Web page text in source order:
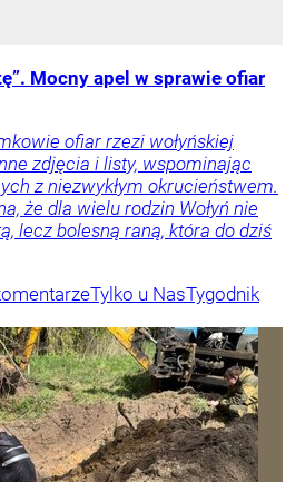
Mocny apel w sprawie ofiar
ofiar rzezi wołyńskiej
zdjęcia i listy, wspominając
z niezwykłym okrucieństwem.
że dla wielu rodzin Wołyń nie
lecz bolesną raną, która do dziś
Tylko u NasTygodnik